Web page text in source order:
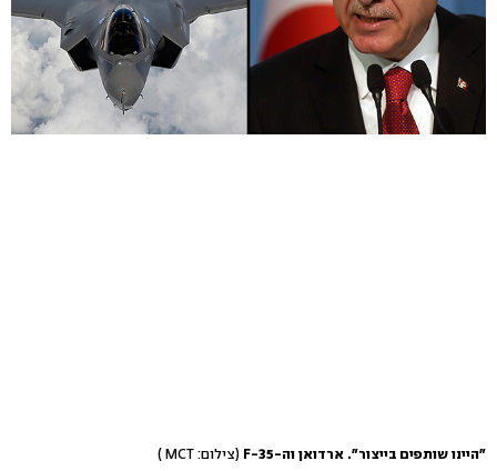
"היינו שותפים בייצור". ארדואן וה-F-35 (צילום: MCT )